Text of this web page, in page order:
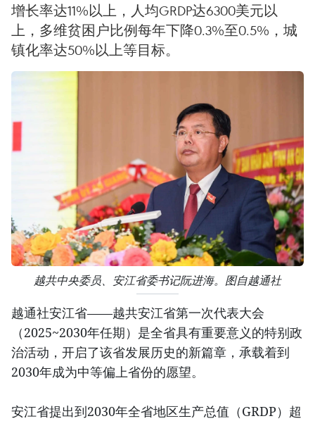
增长率达11%以上，人均GRDP达6300美元以
上，多维贫困户比例每年下降0.3%至0.5%，城
镇化率达50%以上等目标。
越共中央委员、安江省委书记阮进海。图自越通社
越通社安江省——越共安江省第一次代表大会
（2025~2030年任期）是全省具有重要意义的特别政
治活动，开启了该省发展历史的新篇章，承载着到
2030年成为中等偏上省份的愿望。
安江省提出到2030年全省地区生产总值（GRDP）超